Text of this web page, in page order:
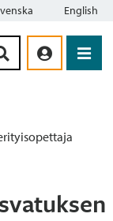
English